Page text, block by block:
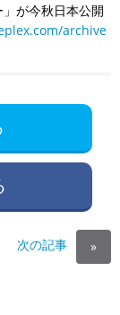
が今秋日本公開
archive
次の記事 »